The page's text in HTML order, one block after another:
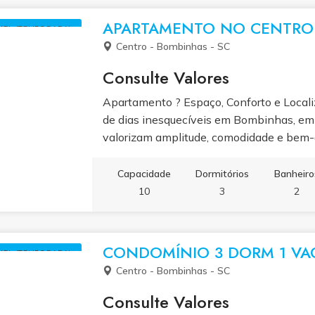
jardim cria o ambiente perfeito para
brisa do mar.
(TEMPORADA) APARTAMENTO NO
Centro - Bombinhas - SC
Consulte Valores
Apartamento ? Espaço, Conforto e
de dias inesquecíveis em Bombinhas,
valorizam amplitude, comodidade e
ideais para momentos de descanso e
banheiros, sala de estar espaçosa e
experiência ainda mais agradável e
Capacidade
10
Dormitórios
3
2
(TEMPORADA) CONDOMÍNIO 3 DORM 1
Centro - Bombinhas - SC
Consulte Valores